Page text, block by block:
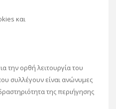
και
την ορθή λειτουργία του
συλλέγουν είναι ανώνυμες
της περιήγησης